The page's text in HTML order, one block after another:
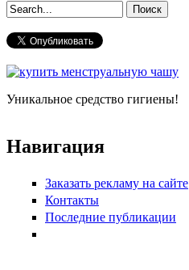
Форма поиска
Уникальное средство гигиены!
Навигация
Заказать рекламу на сайте
Контакты
Последние публикации